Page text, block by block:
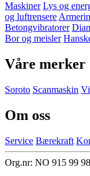
Maskiner Lys og
og luftrensere
Betongvibratorer
Bor og meisler
Våre merker
Soroto Scanmaskin
Om oss
Service Bærekraft
Org.nr: NO 915 99